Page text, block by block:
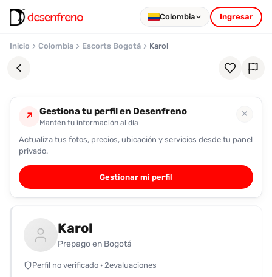
Colombia Ingresar
Inicio Colombia Escorts Bogotá Karol
Favoritos
Pronto
podrás
registrarte
guardar
favoritas
para
↗ Gestiona tu perfil en Desenfreno
Mantén tu información al día
✕
Actualiza tus fotos, precios, ubicación y servicios desde tu panel
privado.
Gestionar mi perfil
Karol
Prepago en Bogotá
Perfil no verificado · 2evaluaciones